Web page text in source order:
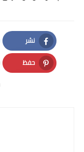
نشر
Facebook
حفظ
Pinterest